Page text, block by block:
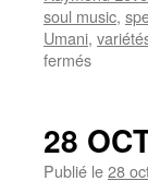
soul music,
Umani,
ferméssur
28
Publié le28